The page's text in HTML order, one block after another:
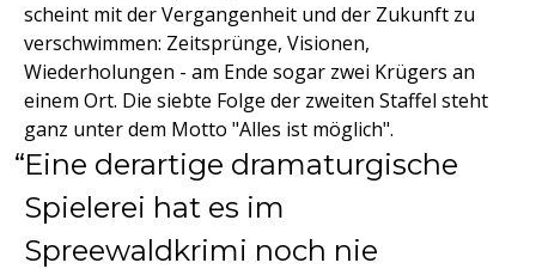
scheint mit der Vergangenheit und der Zukunft zu
verschwimmen: Zeitsprünge, Visionen,
Wiederholungen - am Ende sogar zwei Krügers an
einem Ort. Die siebte Folge der zweiten Staffel steht
ganz unter dem Motto "Alles ist möglich".
Eine derartige dramaturgische
Spielerei hat es im
Spreewaldkrimi noch nie